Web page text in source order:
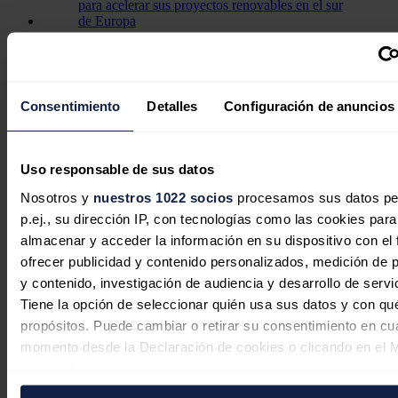
Consentimiento Detalles Configuración de anuncios
Uso responsable de sus datos
Nosotros y nuestros 1022 socios procesamos sus datos
p.ej., su dirección IP, con tecnologías como las cookies para
almacenar y acceder la información en su dispositivo con el
ofrecer publicidad y contenido personalizados, medición de
y contenido, investigación de audiencia y desarrollo de
Tiene la opción de seleccionar quién usa sus datos y con
propósitos. Puede cambiar o retirar su consentimiento en
momento desde la Declaración de cookies o clicando en el
Sonnedix cierra financiación por 730
renovables en el sur de Europa
Zelestra obtiene 181 millones de
dólares de financiación verde para
impulsar proyecto solar de 176 MW
en Texas
Redacción29/07/2026